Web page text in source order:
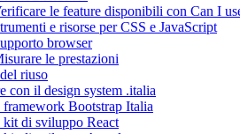
le feature disponibili con Can I
e risorse per CSS e JavaScript
browser
le prestazioni
riuso
con il design system .italia
Bootstrap Italia
di sviluppo React